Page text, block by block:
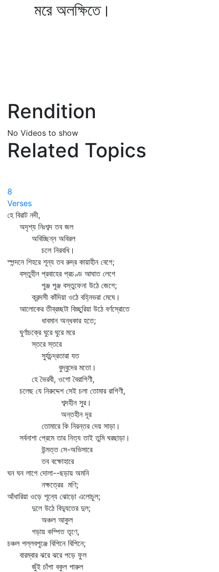
মরে অলক্ষিতে।
Rendition
No Videos to show
Related Topics
8
Verses
হে বিরাট নদী,
অদৃশ্য নিঃশব্দ তব জল
অবিচ্ছিন্ন অবিরল
চলে নিরবধি।
স্পন্দনে শিহরে শূন্য তব রুদ্র কায়াহীন বেগে;
বস্তুহীন প্রবাহের প্রচণ্ড আঘাত লেগে
পুঞ্জ পুঞ্জ বস্তুফেনা উঠে জেগে;
ক্রন্দসী কাঁদিয়া ওঠে বহ্নিভরা মেঘে।
আলোকের তীব্রচ্ছটা বিচ্ছুরিয়া উঠে বর্ণস্রোতে
ধাবমান অন্ধকার হতে;
ঘুর্ণাচক্রে ঘুরে ঘুরে মরে
স্তরে স্তরে
সুর্যচন্দ্রতারা যত
বুদ্‌বুদের মতো।
হে ভৈরবী, ওগো বৈরাগিণী,
চলেছ যে নিরুদ্দেশ সেই চলা তোমার রাগিণী,
শব্দহীন সুর।
অন্তহীন দূর
তোমারে কি নিরন্তর দেয় সাড়া।
সর্বনাশা প্রেমে তার নিত্য তাই তুমি ঘরছাড়া।
উন্মত্ত সে-অভিসারে
তব বক্ষোহারে
ঘন ঘন লাগে দোলা--ছড়ায় অমনি
নক্ষত্রের মণি;
আঁধারিয়া ওড়ে শূন্যে ঝোড়ো এলোচুল;
দুলে উঠে বিদ্যুতের দুল;
অঞ্চল আকুল
গড়ায় কম্পিত তৃণে,
চঞ্চল পল্লবপুঞ্জে বিপিনে বিপিনে;
বারম্বার ঝরে ঝরে পড়ে ফুল
জুঁই চাঁপা বকুল পারুল